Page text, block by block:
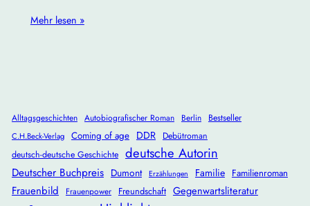
Mehr lesen »
Alltagsgeschichten Autobiografischer Roman Berlin Bestseller
C.H.Beck-Verlag Coming of age DDR
Debütroman
deutsch-deutsche Geschichte deutsche Autorin
Deutscher Buchpreis Dumont Erzählungen Familie Familienroman
Frauenbild Frauenpower Freundschaft Gegenwartsliteratur